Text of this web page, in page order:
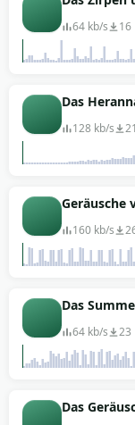
64 kb/s 16
Das
128 kb/s 21
Geräusche
160 kb/s
Das
64 kb/s 23
Das